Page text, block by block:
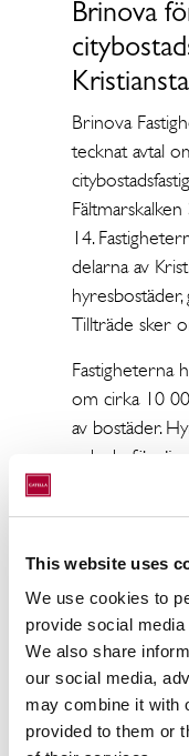
This website uses
We use cookies to
provide social
We also share
our social media,
may combine it with
provided to them or
Brinova
Brinova
tecknat avtal
14.
delarna av
Tillträde sker
Fastigheterna
om cirka 10
av bostäder.
och de
ligger mitt i
Det är en
restaurang på
och 28
I fastigheten
garage med
Fastigheten